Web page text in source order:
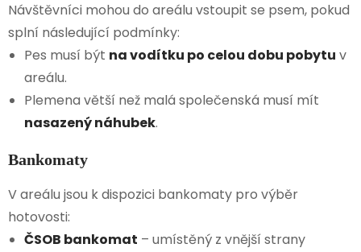
Návštěvníci mohou do areálu vstoupit se psem, pokud
splní následující podmínky:
Pes musí být na vodítku po celou dobu pobytu v
areálu.
Plemena větší než malá společenská musí mít
nasazený náhubek.
Bankomaty
V areálu jsou k dispozici bankomaty pro výběr
hotovosti:
ČSOB bankomat – umístěný z vnější strany